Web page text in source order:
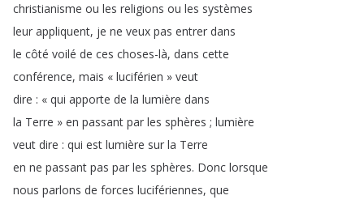
christianisme ou les religions ou les systèmes
leur appliquent, je ne veux pas entrer dans
le côté voilé de ces choses-là, dans cette
conférence, mais « luciférien » veut
dire : « qui apporte de la lumière dans
la Terre » en passant par les sphères ; lumière
veut dire : qui est lumière sur la Terre
en ne passant pas par les sphères. Donc lorsque
nous parlons de forces lucifériennes, que